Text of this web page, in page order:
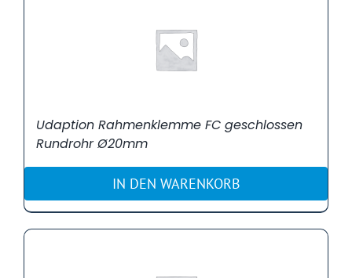
Udaption Rahmenklemme FC geschlossen
Rundrohr Ø20mm
IN DEN WARENKORB